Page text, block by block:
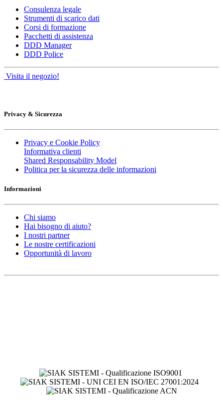
Consulenza legale
Strumenti di scarico dati
Corsi di formazione
Pacchetti di assistenza
DDD Manager
DDD Police
Visita il negozio!
Privacy & Sicurezza
Privacy e Cookie Policy
Informativa clienti
Shared Responsability Model
Politica per la sicurezza delle informazioni
Informazioni
Chi siamo
Hai bisogno di aiuto?
I nostri partner
Le nostre certificazioni
Opportunità di lavoro